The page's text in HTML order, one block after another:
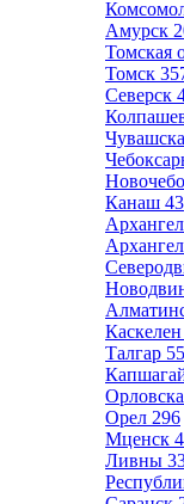
Амурск
Томская
Томск
Северск
Канаш 43
Каскелен
Талгар 55
Орел 296
Мценск
Ливны